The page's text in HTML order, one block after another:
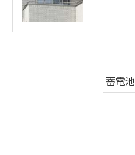
蓄電池